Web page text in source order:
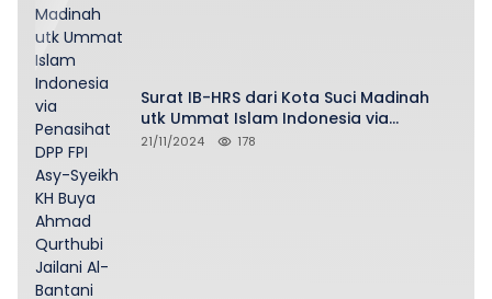
Surat IB-HRS dari Kota Suci Madinah
utk Ummat Islam Indonesia via
Penasihat DPP FPI Asy-Syeikh KH Buya
21/11/2024 178